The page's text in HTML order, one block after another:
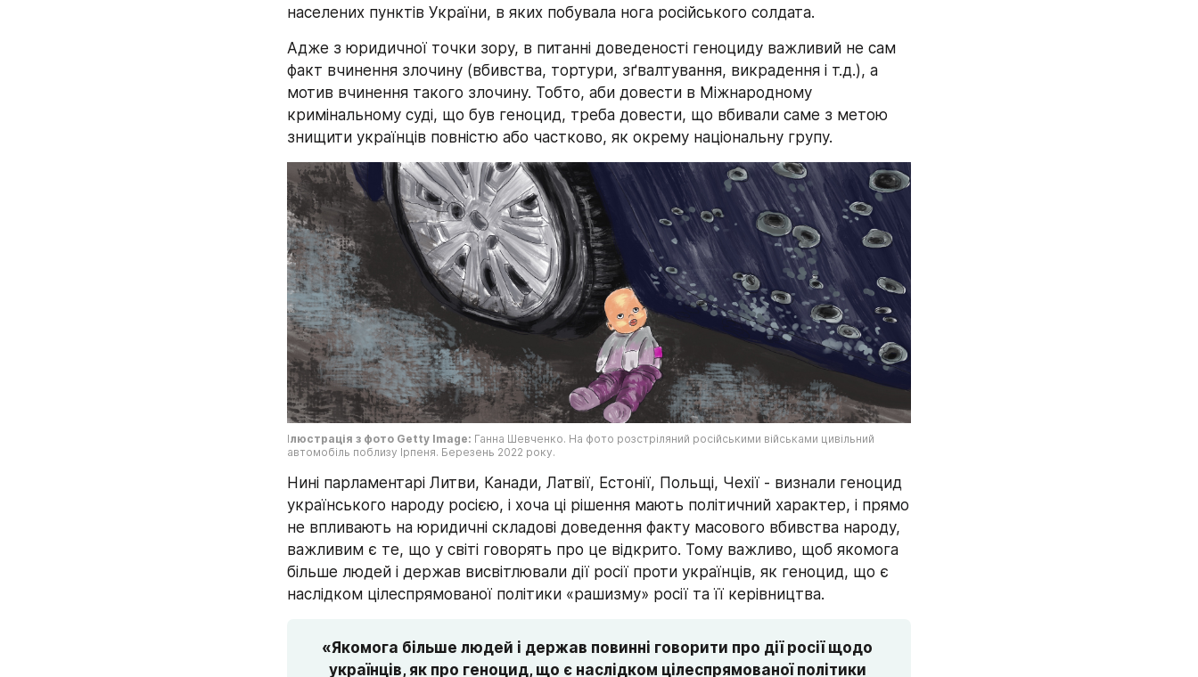
населених пунктів України, в яких побувала нога російського солдата.
Адже з юридичної точки зору, в питанні доведеності геноциду важливий не сам
факт вчинення злочину (вбивства, тортури, зґвалтування, викрадення і т.д.), а
мотив вчинення такого злочину. Тобто, аби довести в Міжнародному
кримінальному суді, що був геноцид, треба довести, що вбивали саме з метою
знищити українців повністю або частково, як окрему національну групу.
Ілюстрація з фото Getty Image: Ганна Шевченко. На фото розстріляний російськими військами цивільний
автомобіль поблизу Ірпеня. Березень 2022 року.
Нині парламентарі Литви, Канади, Латвії, Естонії, Польщі, Чехії - визнали геноцид
українського народу росією, і хоча ці рішення мають політичний характер, і прямо
не впливають на юридичні складові доведення факту масового вбивства народу,
важливим є те, що у світі говорять про це відкрито. Тому важливо, щоб якомога
більше людей і держав висвітлювали дії росії проти українців, як геноцид, що є
наслідком цілеспрямованої політики «рашизму» росії та її керівництва.
«Якомога більше людей і держав повинні говорити про дії росії щодо
українців, як про геноцид, що є наслідком цілеспрямованої політики